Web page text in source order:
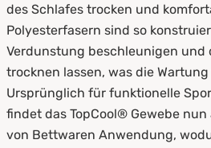
des Schlafes trocken und
Polyesterfasern sind so
Verdunstung beschleunigen und
trocknen lassen, was die
Ursprünglich für funktionelle
findet das TopCool® Gewebe
von Bettwaren Anwendung,